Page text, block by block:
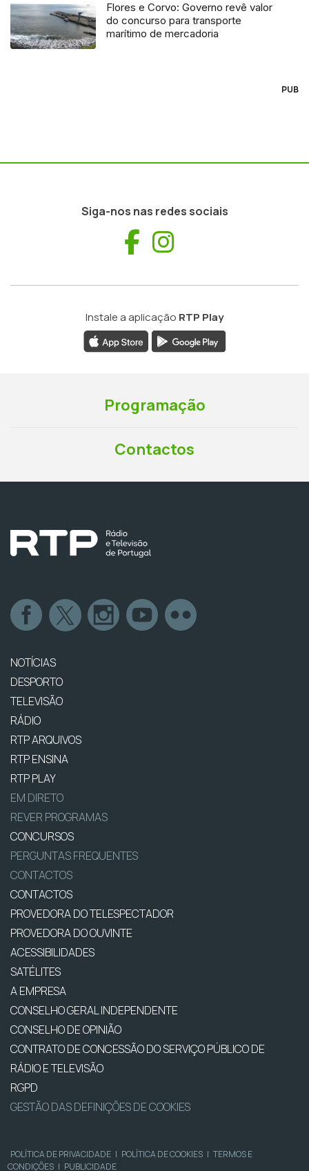
Flores e Corvo: Governo revê valor
do concurso para transporte
marítimo de mercadoria
PUB
Siga-nos nas redes sociais
Facebook
Instale a aplicação RTP Play
Programação
Contactos
NOTÍCIAS
DESPORTO
TELEVISÃO
RÁDIO
RTP ARQUIVOS
RTP ENSINA
RTP PLAY
EM DIRETO
REVER PROGRAMAS
CONCURSOS
PERGUNTAS FREQUENTES
CONTACTOS
CONTACTOS
PROVEDORA DO TELESPECTADOR
PROVEDORA DO OUVINTE
ACESSIBILIDADES
SATÉLITES
A EMPRESA
CONSELHO GERAL INDEPENDENTE
CONSELHO DE OPINIÃO
CONTRATO DE CONCESSÃO DO SERVIÇO PÚBLICO DE
RÁDIO E TELEVISÃO
RGPD
GESTÃO DAS DEFINIÇÕES DE COOKIES
POLÍTICA DE PRIVACIDADE | POLÍTICA DE COOKIES | TERMOS E
CONDIÇÕES | PUBLICIDADE